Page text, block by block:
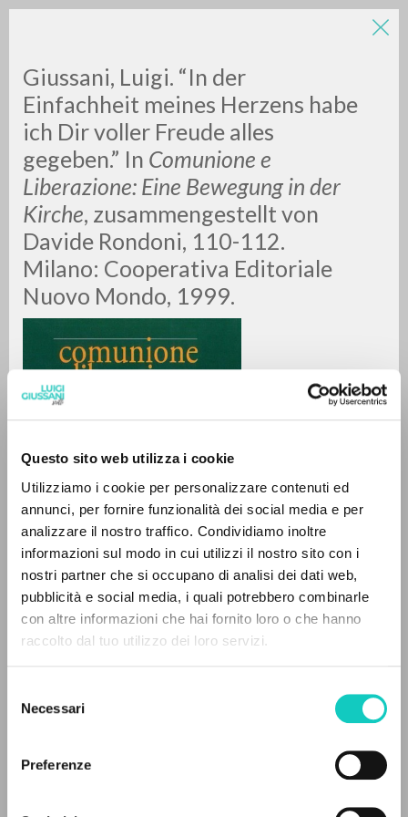
Questo sito web utilizza i cookie
Utilizziamo i cookie per personalizzare contenuti ed
annunci, per fornire funzionalità dei social media e per
analizzare il nostro traffico. Condividiamo inoltre
informazioni sul modo in cui utilizzi il nostro sito con i
nostri partner che si occupano di analisi dei dati web,
pubblicità e social media, i quali potrebbero combinarle
con altre informazioni che hai fornito loro o che hanno
raccolto dal tuo utilizzo dei loro servizi.
delNecessari
Preferenze
Giussani, Luigi. “In der
Einfachheit meines Herzens habe
ich Dir voller Freude alles
gegeben.” In Comunione e
Liberazione: Eine Bewegung in der
Kirche, zusammengestellt von
Davide Rondoni, 110-112.
Milano: Cooperativa Editoriale
Nuovo Mondo, 1999.
Giussani Luigi
Rondoni Davide
LUIGI
GIUSSANI
scritti
0RESULTS FOUND
MORE RESULTS